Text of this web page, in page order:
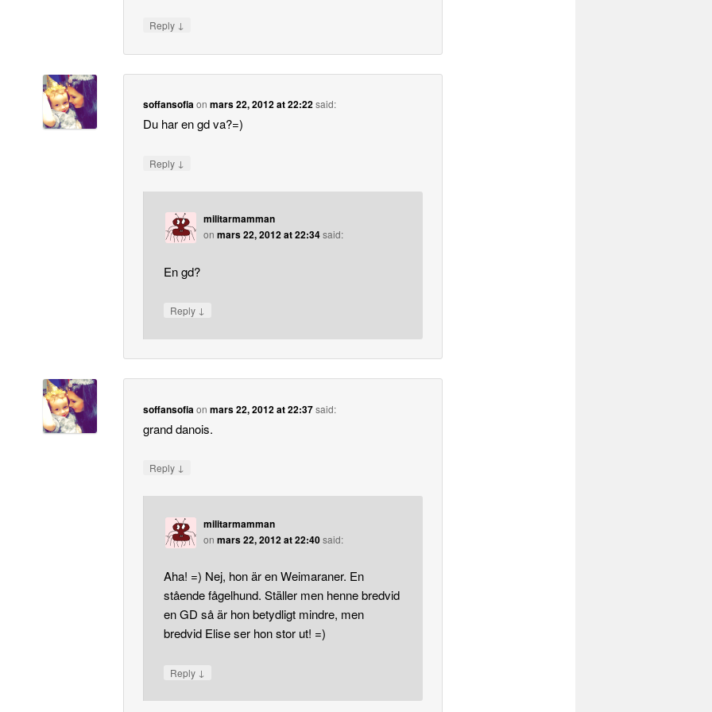
Reply ↓
soffansofiaonmars 22, 2012 at 22:22said:
Du har en gd va?=)
Reply ↓
militarmamman
on mars 22, 2012 at 22:34 said:
En gd?
Reply ↓
soffansofiaonmars 22, 2012 at 22:37said:
grand danois.
Reply ↓
militarmamman
on mars 22, 2012 at 22:40 said:
Aha! =) Nej, hon är en Weimaraner. En
stående fågelhund. Ställer men henne bredvid
en GD så är hon betydligt mindre, men
bredvid Elise ser hon stor ut! =)
Reply ↓